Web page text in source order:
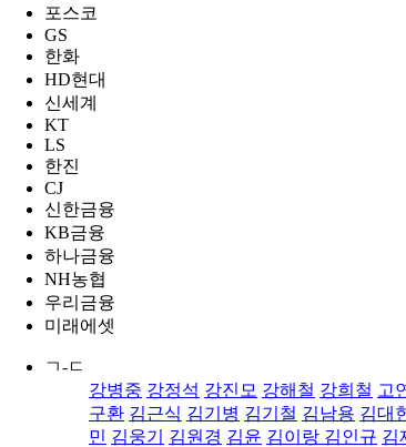
포스코
GS
한화
HD현대
신세계
KT
LS
한진
CJ
신한금융
KB금융
하나금융
NH농협
우리금융
미래에셋
ㄱ-ㄷ
강병중 강정석 강진모 강해철 강희철 고
구환 김근식 김기병 김기철 김남용 김대
민 김웅기 김원경 김윤 김이랑 김인규 김